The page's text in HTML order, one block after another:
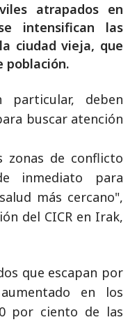
atrapados en
intensifican las
ciudad vieja, que
población.
particular, deben
buscar atención
zonas de conflicto
inmediato para
más cercano",
del CICR en Irak,
que escapan por
en los
por ciento de las